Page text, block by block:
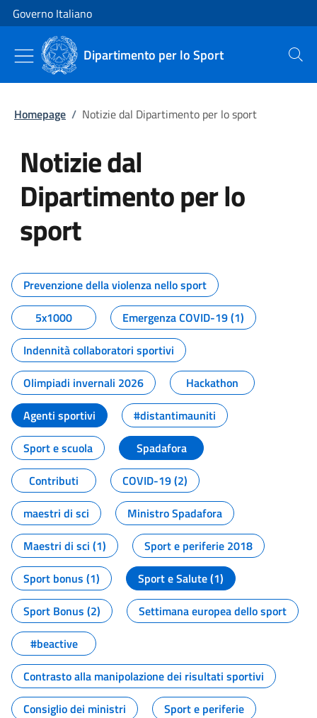
Vai al contenuto
Vai alla navigazione del sito
Governo Italiano
Dipartimento per lo Sport Cerca
Homepage / Notizie dal Dipartimento per lo sport
Notizie dal
Dipartimento per lo
sport
Tutti i contenuti della pagina
Prevenzione della violenza nello sport
5x1000
Emergenza COVID-19 (1)
Indennità collaboratori sportivi
Olimpiadi invernali 2026
Hackathon
Agenti sportivi
#distantimauniti
Sport e scuola
Spadafora
Contributi
COVID-19 (2)
maestri di sci
Ministro Spadafora
Maestri di sci (1)
Sport e periferie 2018
Sport bonus (1)
Sport e Salute (1)
Sport Bonus (2)
Settimana europea dello sport
#beactive
Contrasto alla manipolazione dei risultati sportivi
Consiglio dei ministri
Sport e periferie